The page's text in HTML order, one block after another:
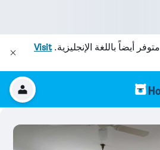
متوفر أيضاً باللغة الإنجليزية.Visit